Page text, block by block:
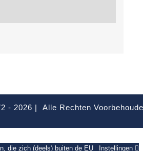
- 2026 | Alle Rechten
die zich (deels) buiten de EU
Instellingen